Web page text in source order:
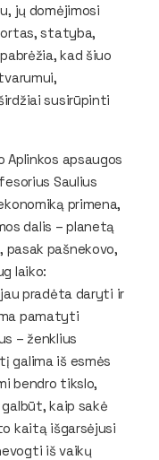
jų domėjimosi
statyba,
kad šiuo
susirūpinti
Aplinkos apsaugos
Saulius
primena,
dalis – planetą
pasak pašnekovo,
laiko:
pradėta daryti ir
pamatyti
– ženklius
galima iš esmės
bendro tikslo,
kaip sakė
kaitą išgarsėjusi
iš vaikų